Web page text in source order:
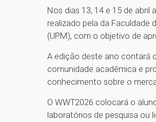
Nos dias 13, 14 e 15 de abril
realizado pela da Faculdade
(UPM), com o objetivo de
A edição deste ano contará
comunidade acadêmica e
conhecimento sobre o
O WWT2026 colocará o
laboratórios de pesquisa ou